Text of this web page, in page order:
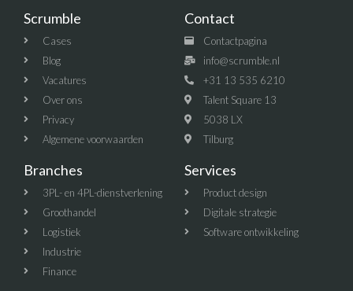
Scrumble
Cases
Blog
Vacatures
Over ons
Privacy
Algemene voorwaarden
Contact
Contactpagina
info@scrumble.nl
+31 13 535 6210
Talent Square 13
5038 LX
Tilburg
Branches
3PL- en 4PL-dienstverlening
Groothandel
Logistiek
Industrie
Finance
Services
Product design
Digitale strategie
Software ontwikkeling